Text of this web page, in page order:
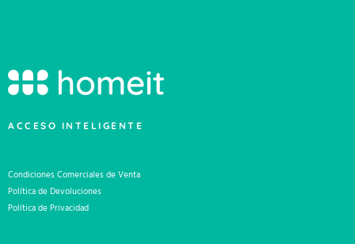
ACCESO INTELIGENTE
Condiciones Comerciales de Venta
Política de Devoluciones
Política de Privacidad